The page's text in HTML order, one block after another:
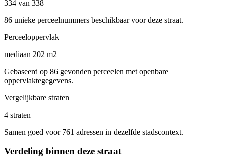
334 van 338
86 unieke perceelnummers beschikbaar voor deze straat.
Perceeloppervlak
mediaan 202 m2
Gebaseerd op 86 gevonden perceelen met openbare
oppervlaktegegevens.
Vergelijkbare straten
4 straten
Samen goed voor 761 adressen in dezelfde stadscontext.
Verdeling binnen deze straat